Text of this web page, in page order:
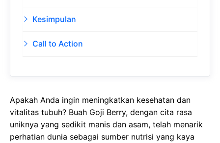
Kesimpulan
Call to Action
Apakah Anda ingin meningkatkan kesehatan dan
vitalitas tubuh? Buah Goji Berry, dengan cita rasa
uniknya yang sedikit manis dan asam, telah menarik
perhatian dunia sebagai sumber nutrisi yang kaya